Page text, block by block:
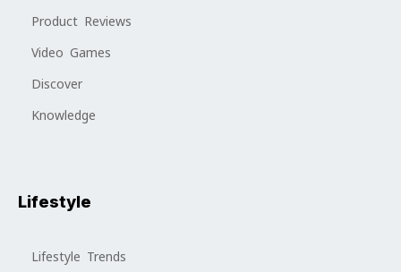
Product Reviews
Video Games
Discover
Knowledge
Lifestyle
Lifestyle Trends